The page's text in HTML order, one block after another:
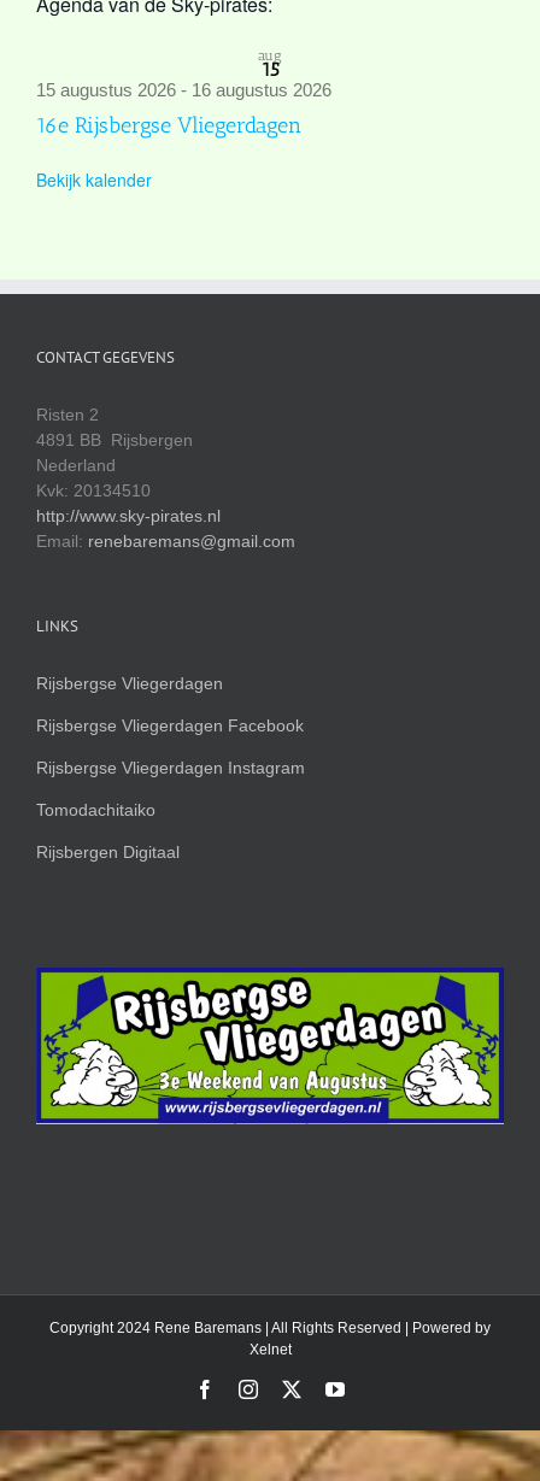
aug
15
15 augustus 2026 - 16 augustus 2026
16e Rijsbergse Vliegerdagen
Bekijk kalender
CONTACT GEGEVENS
Risten 2
4891 BB Rijsbergen
Nederland
Kvk: 20134510
http://www.sky-pirates.nl
Email: renebaremans@gmail.com
LINKS
Rijsbergse Vliegerdagen
Rijsbergse Vliegerdagen Facebook
Rijsbergse Vliegerdagen Instagram
Tomodachitaiko
Rijsbergen Digitaal
Copyright 2024 Rene Baremans | All Rights Reserved | Powered by
Xelnet
FacebookInstagram YouTube